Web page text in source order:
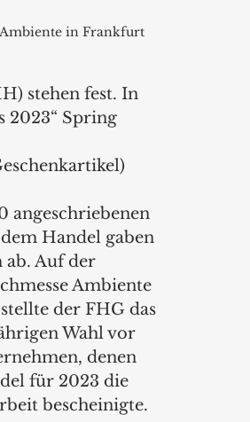
in Frankfurt
stehen fest. In
2023“ Spring
angeschriebenen
Handel gaben
ab. Auf der
Ambiente
der FHG das
Wahl vor
denen
für 2023 die
bescheinigte.